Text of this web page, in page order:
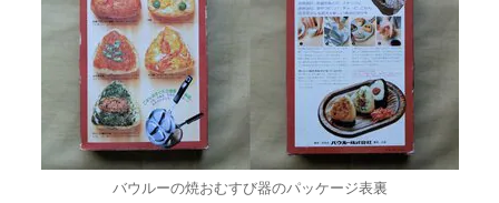
バウルーの焼おむすび器のパッケージ表裏